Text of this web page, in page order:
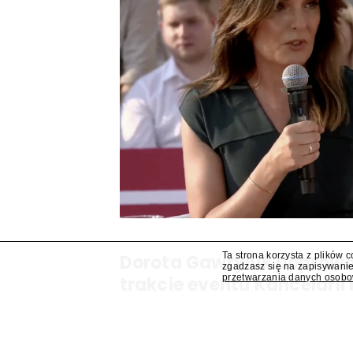
Dorota Gawryluk
trakcie eventu
Ta strona korzysta z plików
zgadzasz się na
przetwarzania danych